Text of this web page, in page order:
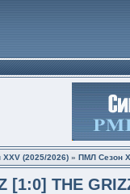
(2025/2026) » ПМЛ Сезон
[1:0] THE